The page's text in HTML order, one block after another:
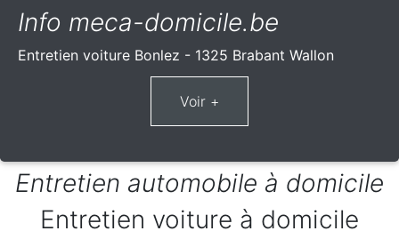
Info meca-domicile.be
Entretien voiture Bonlez - 1325 Brabant Wallon
Entretien automobile à domicile
Entretien voiture à domicile